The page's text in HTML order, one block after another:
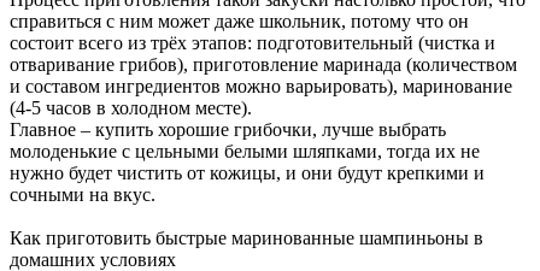
справиться с ним может даже школьник, потому что он
состоит всего из трёх этапов: подготовительный (чистка и
отваривание грибов), приготовление маринада (количеством
и составом ингредиентов можно варьировать), маринование
(4-5 часов в холодном месте).
Главное – купить хорошие грибочки, лучше выбрать
молоденькие с цельными белыми шляпками, тогда их не
нужно будет чистить от кожицы, и они будут крепкими и
сочными на вкус.
Как приготовить быстрые маринованные шампиньоны в
домашних условиях